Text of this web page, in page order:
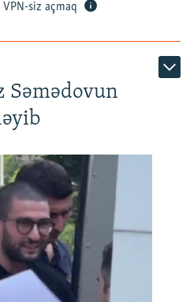
VPN-siz açmaq
Səmədovun